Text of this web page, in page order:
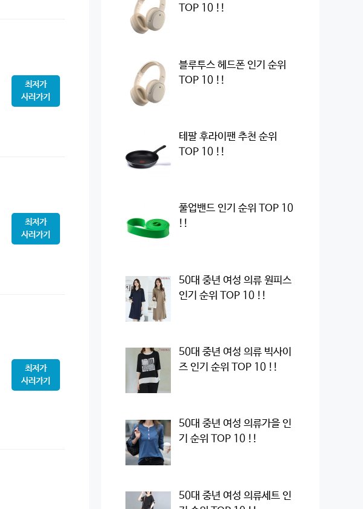
최저가
사러가기
최저가
사러가기
최저가
사러가기
TOP 10 !!
블루투스 헤드폰 인기 순위
TOP 10 !!
테팔 후라이팬 추천 순위
TOP 10 !!
풀업밴드 인기 순위 TOP 10
!!
50대 중년 여성 의류 원피스
인기 순위 TOP 10 !!
50대 중년 여성 의류 빅사이
즈 인기 순위 TOP 10 !!
50대 중년 여성 의류가을 인
기 순위 TOP 10 !!
50대 중년 여성 의류세트 인